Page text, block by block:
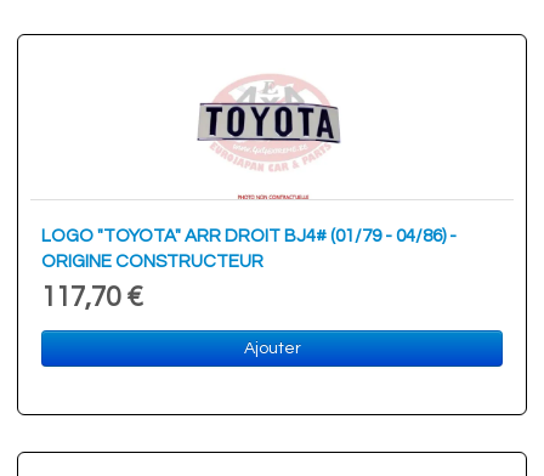
LOGO "TOYOTA" ARR DROIT BJ4# (01/79 - 04/86) -
ORIGINE CONSTRUCTEUR
117,70 €
Ajouter